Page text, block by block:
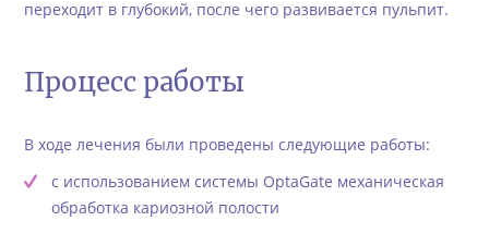
переходит в глубокий, после чего развивается пульпит.
Процесс работы
В ходе лечения были проведены следующие работы:
с использованием системы OptaGate механическая
обработка кариозной полости